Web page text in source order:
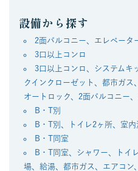
設備から探す
2面バルコニー、エレベータ
3口以上コンロ
3口以上コンロ、システムキ
クインクローゼット、都市ガス
オートロック、2面バルコニー
B・T別
B・T別、トイレ2ヶ所、室
B・T同室
B・T同室、シャワー、トイ
場、給湯、都市ガス、エアコン